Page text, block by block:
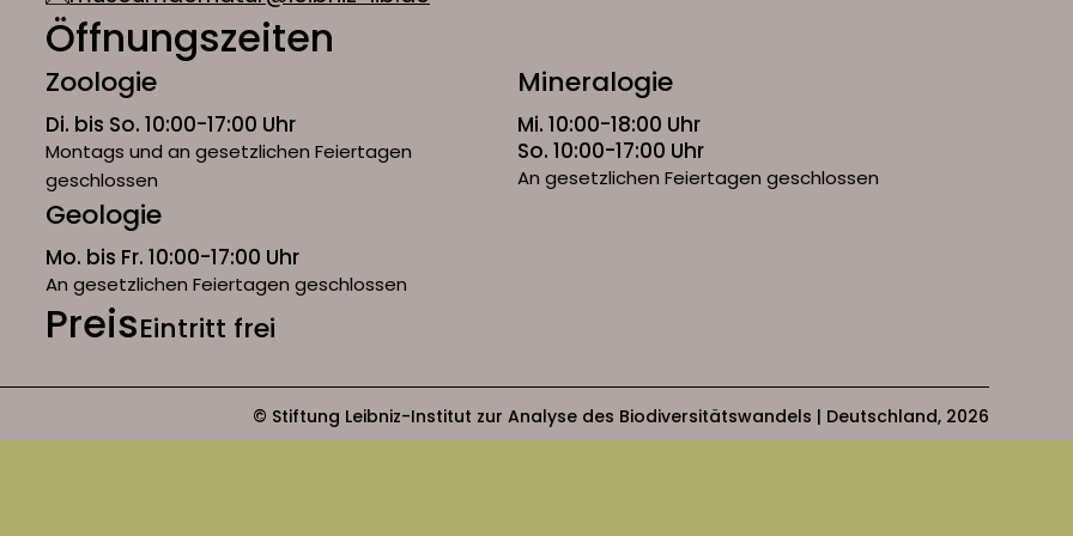
Öffnungszeiten
Zoologie
Di. bis So. 10:00-17:00 Uhr
Montags und an gesetzlichen Feiertagen
geschlossen
Mineralogie
Mi. 10:00-18:00 Uhr
So. 10:00-17:00 Uhr
An gesetzlichen Feiertagen geschlossen
Geologie
Mo. bis Fr. 10:00-17:00 Uhr
An gesetzlichen Feiertagen geschlossen
PreisEintritt frei
© Stiftung Leibniz-Institut zur Analyse des Biodiversitätswandels | Deutschland, 2026